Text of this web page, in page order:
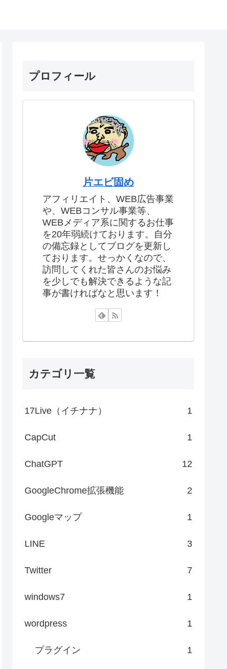
プロフィール
片エビ固め
アフィリエイト、WEB広告事業
や、WEBコンサル事業等、
WEBメディア系に関するお仕事
を20年弱続けております。自分
の備忘録としてブログを更新し
ております。せっかくなので、
訪問してくれた皆さんのお悩み
を少しでも解決できるような記
事が書ければなと思います！
カテゴリ一覧
17Live（イチナナ） 1
CapCut 1
ChatGPT 12
GoogleChrome拡張機能 2
Googleマップ 1
LINE 3
Twitter 7
windows7 1
wordpress 1
プラグイン 1